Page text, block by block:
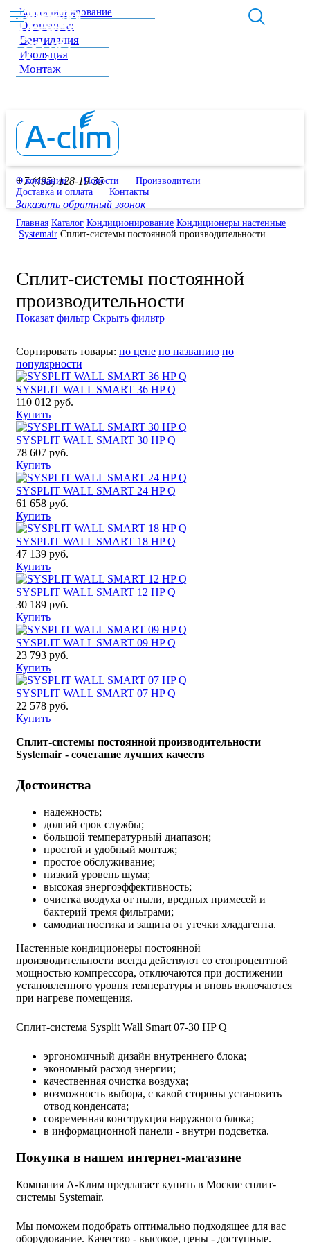
Кондиционирование
Отопление
Вентиляция
Изоляция
Монтаж
+7 (495) 128-19-35
Заказать обратный звонок
О компании Новости
Производители
Доставка и оплата
Контакты
Главная Каталог Кондиционирование Кондиционеры настенные
Systemair Сплит-системы постоянной производительности
Сплит-системы постоянной
производительности
Показат фильтр Скрыть фильтр
Сортировать товары: по цене по названию по
популярности
SYSPLIT WALL SMART 36 HP Q
110 012 руб.
Купить
SYSPLIT WALL SMART 30 HP Q
78 607 руб.
Купить
SYSPLIT WALL SMART 24 HP Q
61 658 руб.
Купить
SYSPLIT WALL SMART 18 HP Q
47 139 руб.
Купить
SYSPLIT WALL SMART 12 HP Q
30 189 руб.
Купить
SYSPLIT WALL SMART 09 HP Q
23 793 руб.
Купить
SYSPLIT WALL SMART 07 HP Q
22 578 руб.
Купить
Сплит-системы постоянной производительности
Systemair - сочетание лучших качеств
Достоинства
надежность;
долгий срок службы;
большой температурный диапазон;
простой и удобный монтаж;
простое обслуживание;
низкий уровень шума;
высокая энергоэффективность;
очистка воздуха от пыли, вредных примесей и
бактерий тремя фильтрами;
самодиагностика и защита от утечки хладагента.
Настенные кондиционеры постоянной
производительности всегда действуют со стопроцентной
мощностью компрессора, отключаются при достижении
установленного уровня температуры и вновь включаются
при нагреве помещения.
Cплит-система Sysplit Wall Smart 07-30 HP Q
эргономичный дизайн внутреннего блока;
экономный расход энергии;
качественная очистка воздуха;
возможность выбора, с какой стороны установить
отвод конденсата;
современная конструкция наружного блока;
в информационной панели - внутри подсветка.
Покупка в нашем интернет-магазине
Компания А-Клим предлагает купить в Москве сплит-
системы Systemair.
Мы поможем подобрать оптимально подходящее для вас
оборудование. Качество - высокое, цены - доступные.